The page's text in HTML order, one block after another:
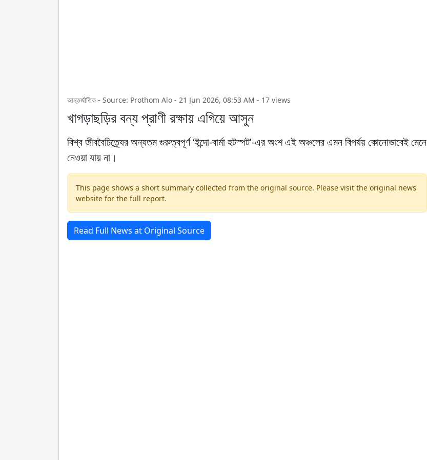
আন্তর্জাতিক - Source: Prothom Alo - 21 Jun 2026, 08:53 AM - 17 views
খাগড়াছড়ির বন্য প্রাণী রক্ষায় এগিয়ে আসুন
বিশ্ব জীববৈচিত্র্যের অন্যতম গুরুত্বপূর্ণ ‘ইন্দো-বার্মা হটস্পট’-এর অংশ এই অঞ্চলের এমন বিপর্যয় কোনোভাবেই মেনে
নেওয়া যায় না।
This page shows a short summary collected from the original source. Please visit the original news
website for the full report.
Read Full News at Original Source